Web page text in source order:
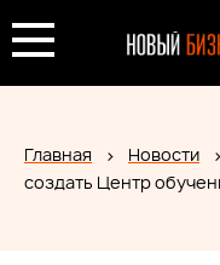
Главная Новости
создать Центр